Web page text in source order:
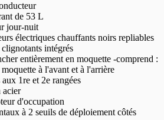
de 53 L
jour-nuit
électriques chauffants noirs repliables
intégrés
entièrement en moquette -comprend :
à l'avant et à l'arrière
1re et 2e rangées
acier
d'occupation
à 2 seuils de déploiement côtés